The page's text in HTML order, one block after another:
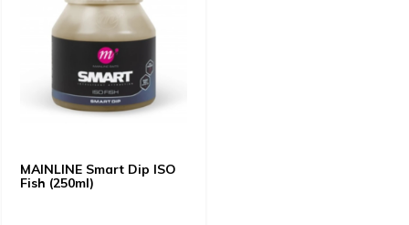
MAINLINE Smart Dip ISO
Fish (250ml)